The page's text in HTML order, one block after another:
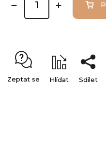
Zeptat se Hlídat Sdílet